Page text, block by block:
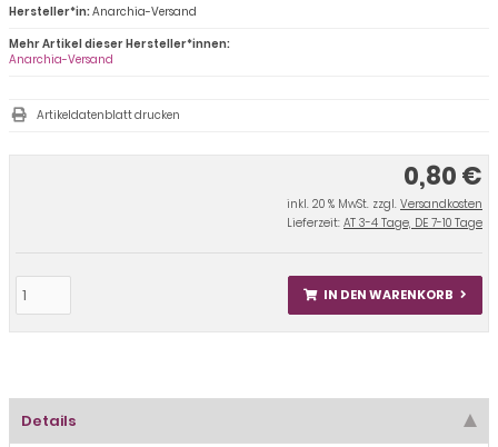
0,80 €
inkl. 20 % MwSt. zzgl. Versandkosten
Lieferzeit: AT 3-4 Tage, DE 7-10 Tage
IN DEN WARENKORB
Hersteller*in:Anarchia-Versand
Mehr Artikel dieser Hersteller*innen:
Anarchia-Versand
Artikeldatenblatt drucken
Details